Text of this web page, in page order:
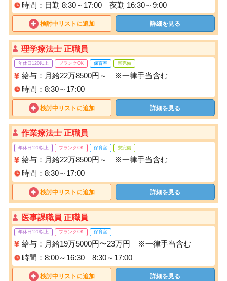
時間：日勤 8:30～17:00 夜勤 16:30～9:00
検討中リストに追加 詳細を見る
理学療法士 正職員
年休日120以上 ブランクOK 保育室 寮完備
給与：月給22万8500円～ ※一律手当含む
時間：8:30～17:00
検討中リストに追加 詳細を見る
作業療法士 正職員
年休日120以上 ブランクOK 保育室 寮完備
給与：月給22万8500円～ ※一律手当含む
時間：8:30～17:00
検討中リストに追加 詳細を見る
医事課職員 正職員
年休日120以上 ブランクOK 保育室
給与：月給19万5000円〜23万円 ※一律手当含む
時間：8:00～16:30 8:30～17:00
検討中リストに追加 詳細を見る